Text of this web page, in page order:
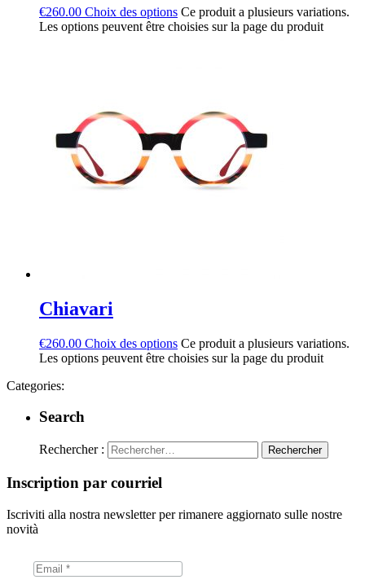
€260.00 Choix des options Ce produit a plusieurs variations.
Les options peuvent être choisies sur la page du produit
Chiavari
€260.00 Choix des options Ce produit a plusieurs variations.
Les options peuvent être choisies sur la page du produit
Categories:
Search
Rechercher :
Inscription par courriel
Iscriviti alla nostra newsletter per rimanere aggiornato sulle nostre
novità